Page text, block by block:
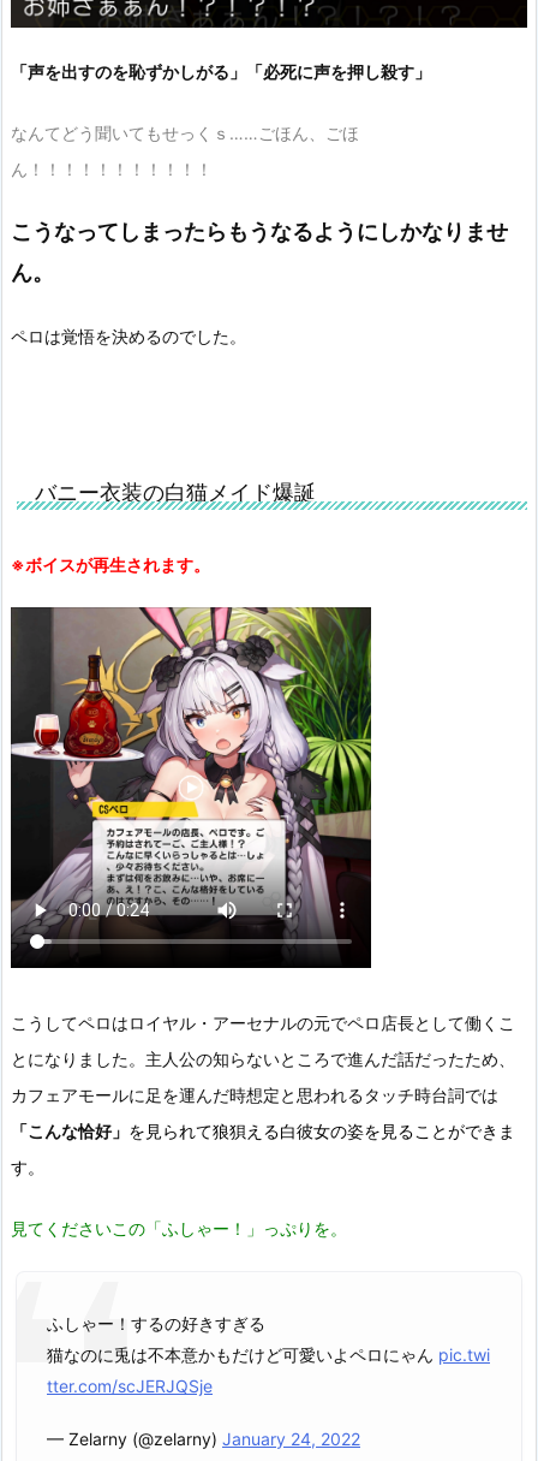
「声を出すのを恥ずかしがる」「必死に声を押し殺す」
なんてどう聞いてもせっくｓ……ごほん、ごほ
ん！！！！！！！！！！！
こうなってしまったらもうなるようにしかなりませ
ん。
ペロは覚悟を決めるのでした。
バニー衣装の白猫メイド爆誕
※ボイスが再生されます。
こうしてペロはロイヤル・アーセナルの元でペロ店長として働くこ
とになりました。主人公の知らないところで進んだ話だったため、
カフェアモールに足を運んだ時想定と思われるタッチ時台詞では
「こんな恰好」 を見られて狼狽える白彼女の姿を見ることができま
す。
見てくださいこの「ふしゃー！」っぷりを。
ふしゃー！するの好きすぎる
猫なのに兎は不本意かもだけど可愛いよペロにゃん pic.twi
tter.com/scJERJQSje
— Zelarny (@zelarny) January 24, 2022